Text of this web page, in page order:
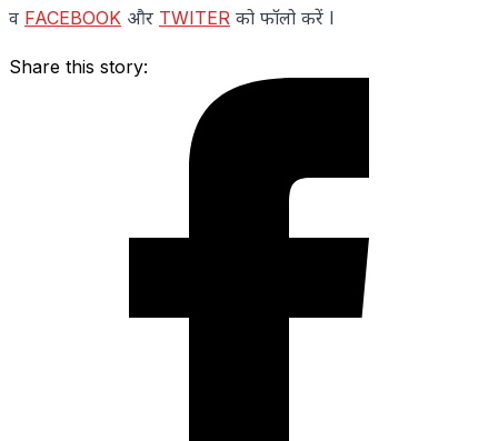
व FACEBOOK और TWITER को फॉलो करें l
Share this story: